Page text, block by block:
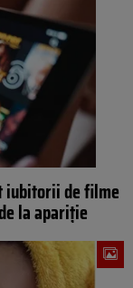
iubitorii de filme
la apariție